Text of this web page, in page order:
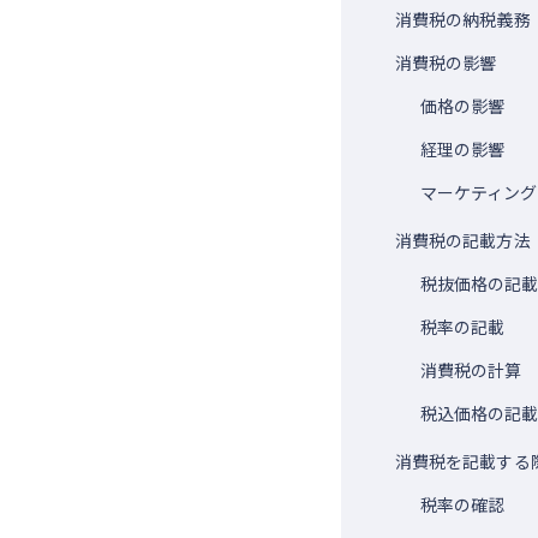
消費税の納税義務
消費税の影響
価格の影響
経理の影響
マーケティン
消費税の記載方法
税抜価格の記載
税率の記載
消費税の計算
税込価格の記載
消費税を記載する
税率の確認